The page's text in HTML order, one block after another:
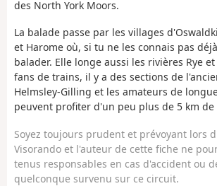
des North York Moors.
La balade passe par les villages
et Harome où, si tu ne les connais pas
balader. Elle longe aussi les rivières Rye
fans de trains, il y a des sections de
Helmsley-Gilling et les amateurs de
peuvent profiter d'un peu plus de 5 km de
Soyez toujours prudent et prévoyant lors
Visorando et l'auteur de cette fiche ne
tenus responsables en cas d'accident ou
quelconque survenu sur ce circuit.